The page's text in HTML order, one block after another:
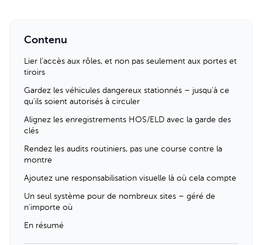
Contenu
Lier l'accès aux rôles, et non pas seulement aux portes et
tiroirs
Gardez les véhicules dangereux stationnés – jusqu'à ce
qu'ils soient autorisés à circuler
Alignez les enregistrements HOS/ELD avec la garde des
clés
Rendez les audits routiniers, pas une course contre la
montre
Ajoutez une responsabilisation visuelle là où cela compte
Un seul système pour de nombreux sites – géré de
n'importe où
En résumé